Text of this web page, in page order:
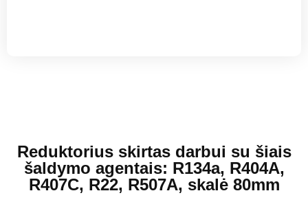
Reduktorius skirtas darbui su šiais
šaldymo agentais: R134a, R404A,
R407C, R22, R507A, skalė 80mm